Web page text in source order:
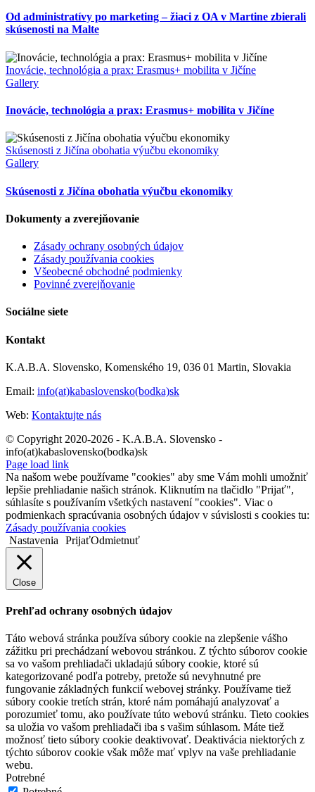
Od administratívy po marketing – žiaci z OA v Martine zbierali
skúsenosti na Malte
Inovácie, technológia a prax: Erasmus+ mobilita v Jičíne
Gallery
Inovácie, technológia a prax: Erasmus+ mobilita v Jičíne
Skúsenosti z Jičína obohatia výučbu ekonomiky
Gallery
Skúsenosti z Jičína obohatia výučbu ekonomiky
Dokumenty a zverejňovanie
Zásady ochrany osobných údajov
Zásady používania cookies
Všeobecné obchodné podmienky
Povinné zverejňovanie
Sociálne siete
Kontakt
K.A.B.A. Slovensko, Komenského 19, 036 01 Martin, Slovakia
Email: info(at)kabaslovensko(bodka)sk
Web: Kontaktujte nás
© Copyright 2020-2026 - K.A.B.A. Slovensko -
info(at)kabaslovensko(bodka)sk
Page load link
Na našom webe používame "cookies" aby sme Vám mohli umožniť
lepšie prehliadanie našich stránok. Kliknutím na tlačidlo "Prijať",
súhlasíte s používaním všetkých nastavení "cookies". Viac o
podmienkach spracúvania osobných údajov v súvislosti s cookies tu:
Zásady používania cookies
Nastavenia
PrijaťOdmietnuť
Close
Prehľad ochrany osobných údajov
Táto webová stránka používa súbory cookie na zlepšenie vášho
zážitku pri prechádzaní webovou stránkou. Z týchto súborov cookie
sa vo vašom prehliadači ukladajú súbory cookie, ktoré sú
kategorizované podľa potreby, pretože sú nevyhnutné pre
fungovanie základných funkcií webovej stránky. Používame tiež
súbory cookie tretích strán, ktoré nám pomáhajú analyzovať a
porozumieť tomu, ako používate túto webovú stránku. Tieto cookies
sa uložia vo vašom prehliadači iba s vašim súhlasom. Máte tiež
možnosť tieto súbory cookie deaktivovať. Deaktivácia niektorých z
týchto súborov cookie však môže mať vplyv na vaše prehliadanie
webu.
Potrebné